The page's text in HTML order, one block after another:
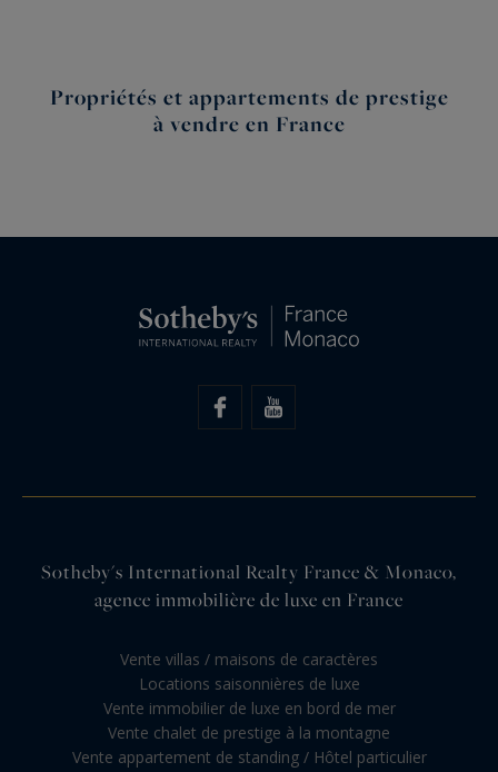
Propriétés et appartements de prestige
à vendre en France
Sotheby's International Realty France & Monaco,
agence immobilière de luxe en France
Vente villas / maisons de caractères
Locations saisonnières de luxe
Vente immobilier de luxe en bord de mer
Vente chalet de prestige à la montagne
Vente appartement de standing / Hôtel particulier